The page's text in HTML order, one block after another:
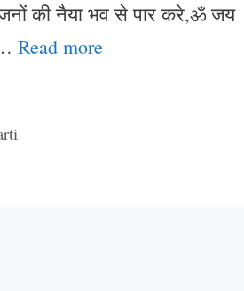
जनों की नैया भव से पार करे,ॐ जय
Read more